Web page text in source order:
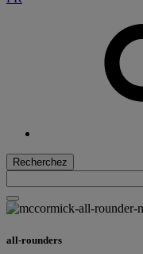
Recherchez
all-rounders